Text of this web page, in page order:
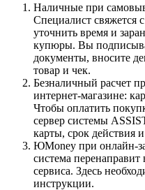
Наличные при
Специалист свяжется
уточнить время и
купюры. Вы
документы, вносите
товар и чек.
Безналичный расчет
интернет-магазине:
Чтобы оплатить
сервер системы
карты, срок действия
ЮMoney при онлайн-
система
сервиса. Здесь
инструкции.